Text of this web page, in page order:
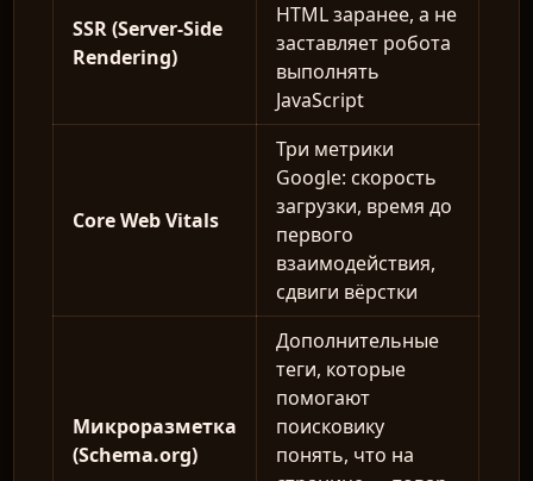
SSR (Server-Side
Rendering)
HTML заранее, а не
заставляет робота
выполнять
JavaScript
Core Web Vitals
Три метрики
Google: скорость
загрузки, время до
первого
взаимодействия,
сдвиги вёрстки
Микроразметка
(Schema.org)
Дополнительные
теги, которые
помогают
поисковику
понять, что на